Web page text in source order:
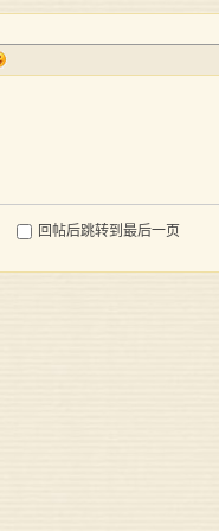
回帖后跳转到最后一页